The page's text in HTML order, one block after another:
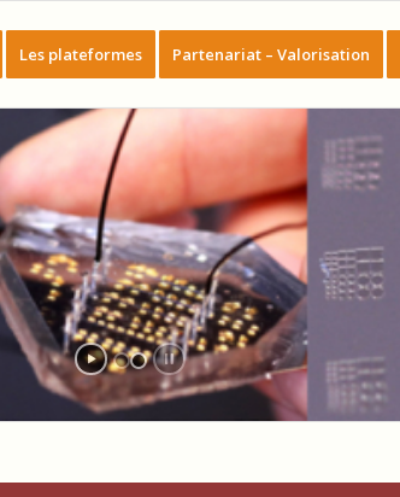
Les plateformes Partenariat – Valorisation